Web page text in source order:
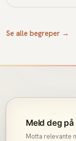
Se alle begreper →
Meld deg
Motta relevante